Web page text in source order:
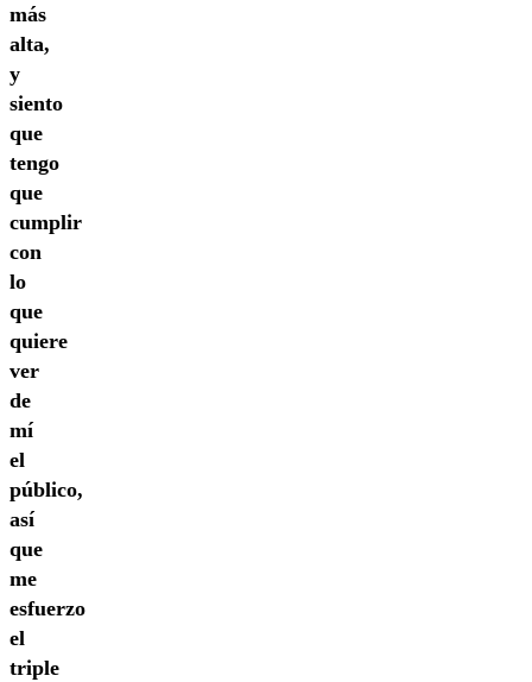
más
alta,
y
siento
que
tengo
que
cumplir
con
lo
que
quiere
ver
de
mí
el
público,
así
que
me
esfuerzo
el
triple